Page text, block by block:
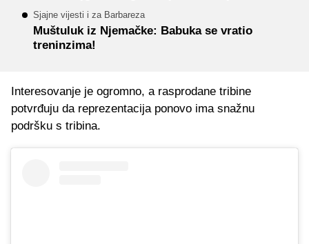
Sjajne vijesti i za Barbareza
Muštuluk iz Njemačke: Babuka se vratio
treninzima!
Interesovanje je ogromno, a rasprodane tribine
potvrđuju da reprezentacija ponovo ima snažnu
podršku s tribina.